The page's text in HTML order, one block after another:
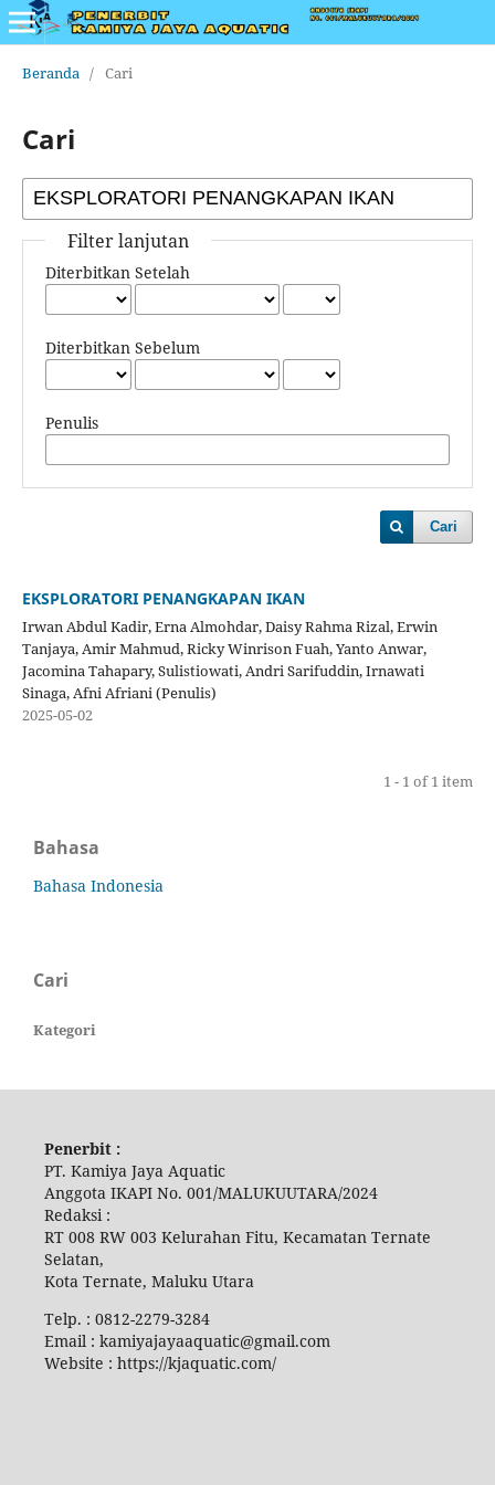
Beranda / Cari
Cari
Filter lanjutan
Diterbitkan Setelah
Diterbitkan Sebelum
Penulis
Cari
EKSPLORATORI PENANGKAPAN IKAN
Irwan Abdul Kadir, Erna Almohdar, Daisy Rahma Rizal, Erwin
Tanjaya, Amir Mahmud, Ricky Winrison Fuah, Yanto Anwar,
Jacomina Tahapary, Sulistiowati, Andri Sarifuddin, Irnawati
Sinaga, Afni Afriani (Penulis)
2025-05-02
1 - 1 of 1 item
Bahasa
Bahasa Indonesia
Cari
Kategori
Penerbit :
PT. Kamiya Jaya Aquatic
Anggota IKAPI No. 001/MALUKUUTARA/2024
Redaksi :
RT 008 RW 003 Kelurahan Fitu, Kecamatan Ternate
Selatan,
Kota Ternate, Maluku Utara
Telp. : 0812-2279-3284
Email : kamiyajayaaquatic@gmail.com
Website : https://kjaquatic.com/